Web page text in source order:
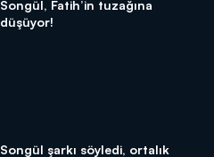
Songül, Fatih’in tuzağına
düşüyor!
Songül şarkı söyledi, ortalık